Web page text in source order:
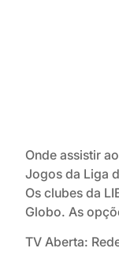
Onde assistir
Jogos da Liga
Os clubes da
Globo. As
TV Aberta: